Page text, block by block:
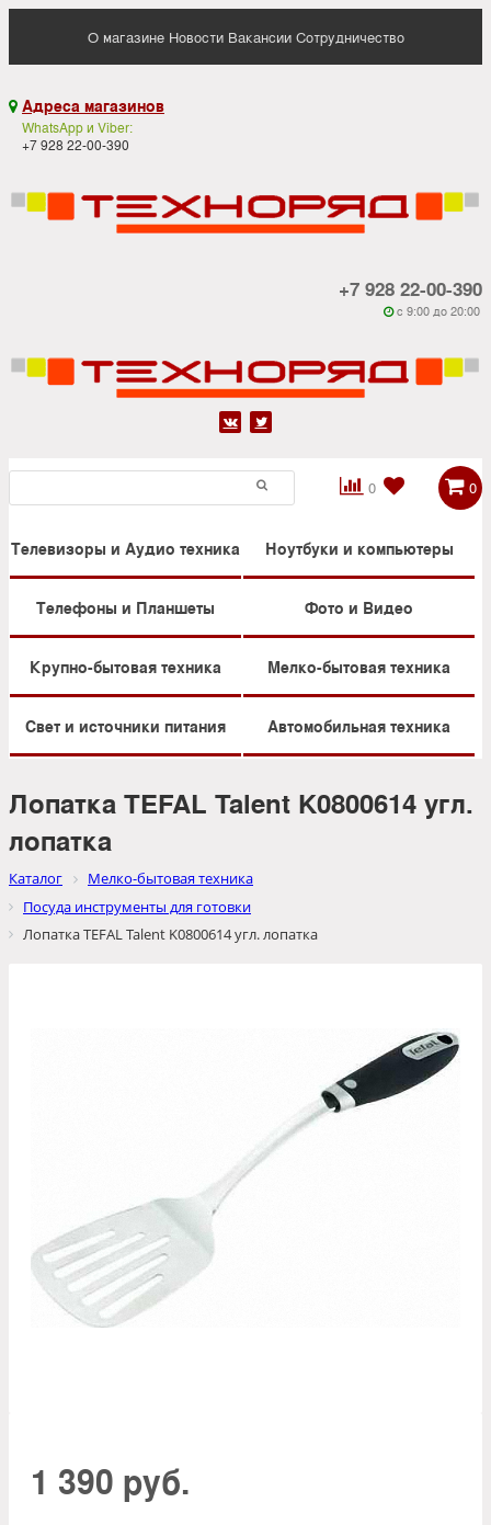
О магазине Новости Вакансии Сотрудничество
 Адреса магазинов
WhatsApp и Viber:
+7 928 22-00-390
+7 928 22-00-390
 c 9:00 до 20:00
 
0

 0
Телевизоры и Аудио техника Ноутбуки и компьютеры
Телефоны и Планшеты Фото и Видео
Крупно-бытовая техника Мелко-бытовая техника
Свет и источники питания Автомобильная техника
Лопатка TEFAL Talent K0800614 угл.
лопатка
Каталог
Мелко-бытовая техника
Посуда инструменты для готовки
Лопатка TEFAL Talent K0800614 угл. лопатка
1 390 руб.